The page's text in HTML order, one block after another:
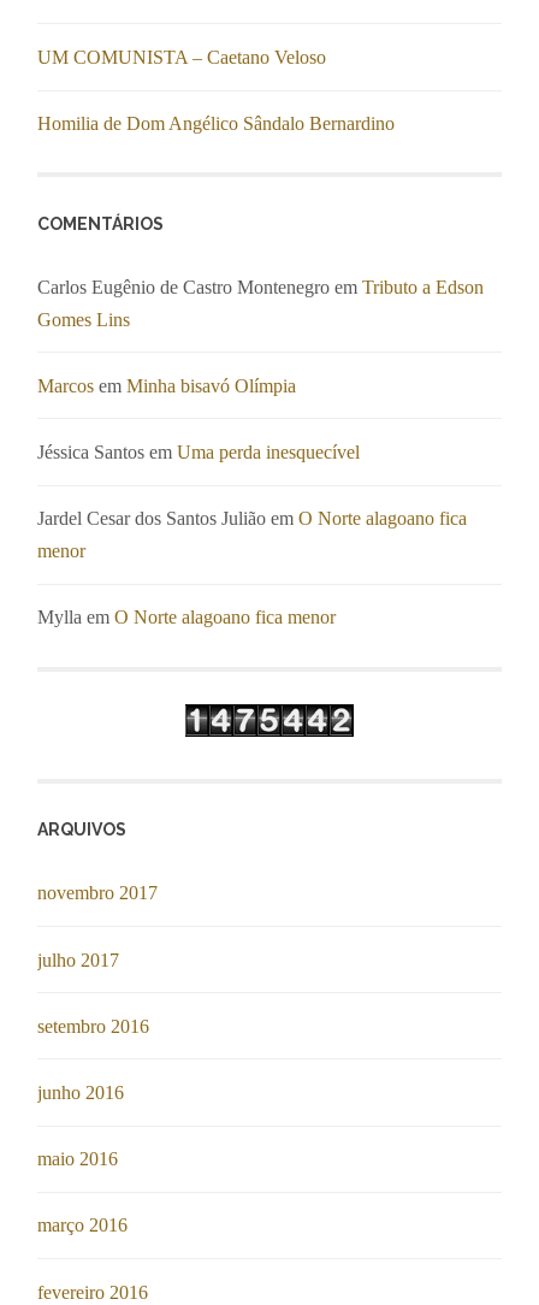
UM COMUNISTA – Caetano Veloso
Homilia de Dom Angélico Sândalo Bernardino
COMENTÁRIOS
Carlos Eugênio de Castro Montenegro emTributo a Edson
Gomes Lins
Marcos emMinha bisavó Olímpia
Jéssica Santos emUma perda inesquecível
Jardel Cesar dos Santos Julião emO Norte alagoano fica
menor
Mylla emO Norte alagoano fica menor
ARQUIVOS
novembro 2017
julho 2017
setembro 2016
junho 2016
maio 2016
março 2016
fevereiro 2016